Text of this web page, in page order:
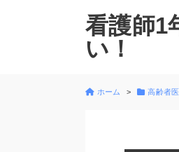
看護師1
い！
ホーム 高齢者